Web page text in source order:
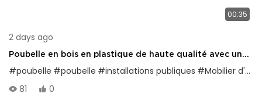
00:35
2 days ago
Poubelle en bois en plastique de haute qualité avec une
belle apparence et une grande capacité, adaptées aux
rues, parcs, communautés et centres commerciaux
urbains
#poubelle #poubelle #installations publiques #Mobilier d'extérieur
81
0